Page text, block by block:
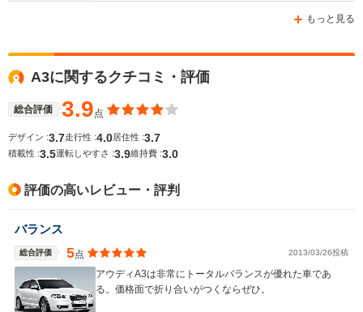
WLTCモード
燃費
排気量
駆動方式
-
999～1394cc
FF
-
もっと見る
A3に関するクチコミ・評価
総合評価 3.9点
デザイン :3.7走行性 :4.0 居住性 :3.7
積載性 :3.5運転しやすさ :3.9維持費 :3.0
評価の高いレビュー・評判
バランス
総合評価 5点 2013/03/26投稿
アウディA3は非常にトータルバランスが優れた車であ
る。価格面で折り合いがつくならぜひ。